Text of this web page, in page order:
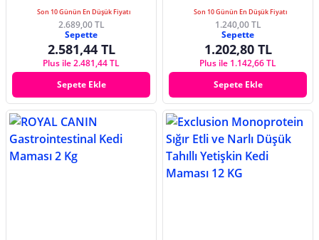
Son 10 Günün En Düşük Fiyatı
2.689,00 TL
Sepette
2.581,44 TL
Plus ile 2.481,44 TL
Sepete Ekle
Son 10 Günün En Düşük Fiyatı
1.240,00 TL
Sepette
1.202,80 TL
Plus ile 1.142,66 TL
Sepete Ekle